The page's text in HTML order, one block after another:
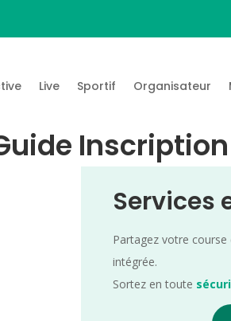
Live Sportif Organisateur
Services
Partagez votre
intégrée.
Sortez en toute